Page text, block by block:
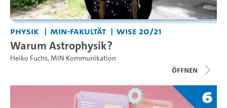
Physik MIN-Fakultät WiSe 20/21
Warum Astrophysik?
Heiko Fuchs,MIN Kommunikation
Öffnen
6